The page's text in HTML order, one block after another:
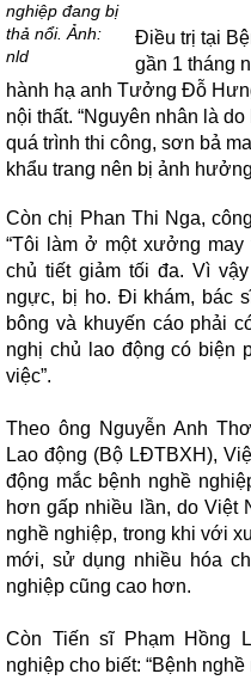
nghiệp đang bị
thả nổi. Ảnh:
nld
Điều trị tại
gần 1 tháng
hành hạ anh Tưởng Đỗ
nội thất. “Nguyên nhân là
quá trình thi công, sơn bả
khẩu trang nên bị ảnh
Còn chị Phan Thi Nga,
“Tôi làm ở một xưởng
chủ tiết giảm tối đa. Vì
ngực, bị ho. Đi khám, bác
bông và khuyến cáo phải
nghị chủ lao động có biện
việc”.
Theo ông Nguyễn Anh
Lao động (Bộ LĐTBXH),
động mắc bệnh nghề
hơn gấp nhiều lần, do Việt
nghề nghiệp, trong khi với
mới, sử dụng nhiều hóa
nghiệp cũng cao hơn.
Còn Tiến sĩ Phạm Hồng
nghiệp cho biết: “Bệnh